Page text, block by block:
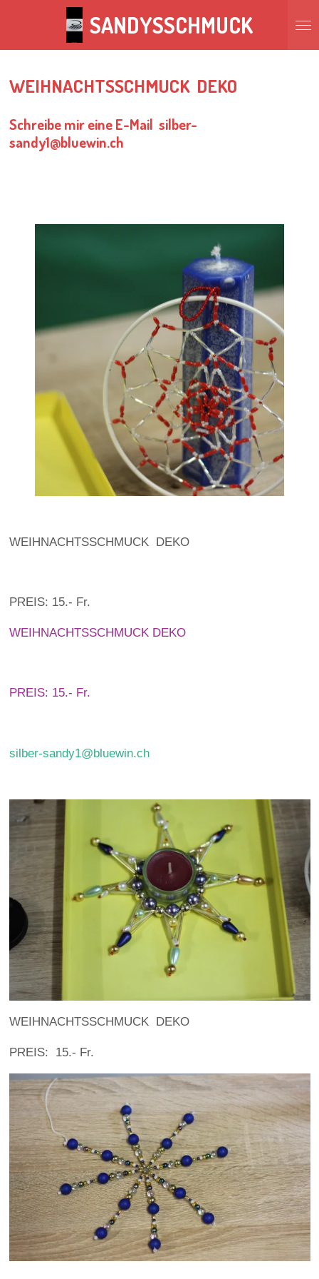
Hauptinhalt
springen
SANDYSSCHMUCK
WEIHNACHTSSCHMUCK DEKO
Schreibe mir eine E-Mail silber-
sandy1@bluewin.ch
WEIHNACHTSSCHMUCK DEKO
PREIS: 15.- Fr.
WEIHNACHTSSCHMUCK DEKO
PREIS: 15.- Fr.
silber-sandy1@bluewin.ch
WEIHNACHTSSCHMUCK DEKO
PREIS: 15.- Fr.